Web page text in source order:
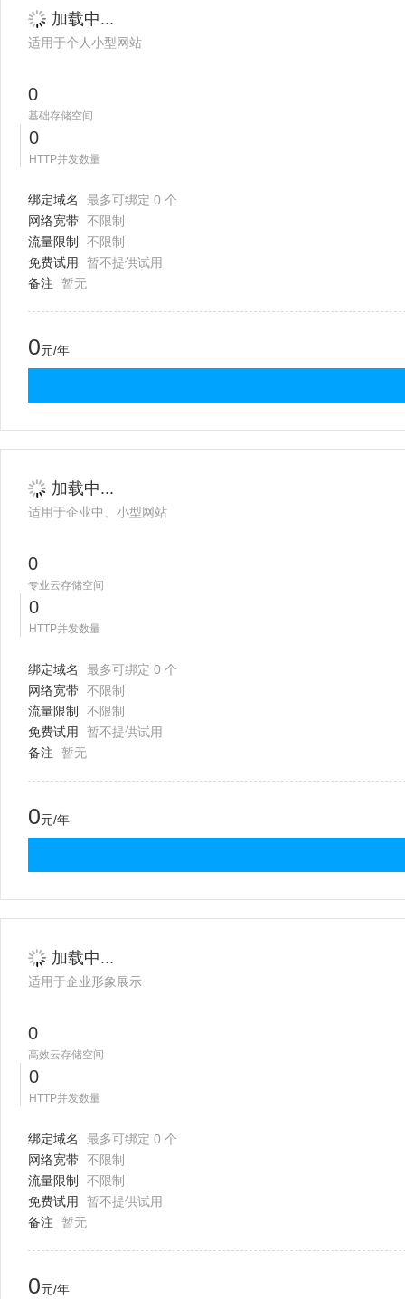
加载中...
适用于个人小型网站
0
基础存储空间
0
HTTP并发数量
绑定域名
最多可绑定 0 个
网络宽带 不限制
流量限制
不限制
免费试用
暂不提供试用
备注
暂无
0元/年
加载中...
适用于企业中、小型网站
0
专业云存储空间
0
HTTP并发数量
绑定域名
最多可绑定 0 个
网络宽带 不限制
流量限制
不限制
免费试用
暂不提供试用
备注
暂无
0元/年
加载中...
适用于企业形象展示
0
高效云存储空间
0
HTTP并发数量
绑定域名
最多可绑定 0 个
网络宽带 不限制
流量限制
不限制
免费试用
暂不提供试用
备注
暂无
0元/年